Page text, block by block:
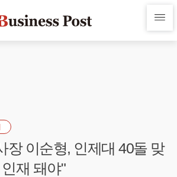
장 이순형, 인제대 40돌 맞
재 돼야"